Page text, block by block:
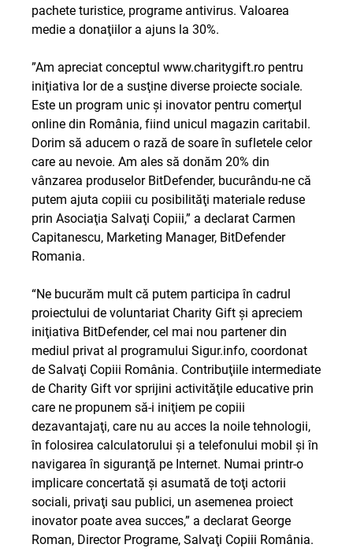
pachete turistice, programe antivirus. Valoarea
medie a donaţiilor a ajuns la 30%.
”Am apreciat conceptul www.charitygift.ro pentru
iniţiativa lor de a susţine diverse proiecte sociale.
Este un program unic şi inovator pentru comerţul
online din România, fiind unicul magazin caritabil.
Dorim să aducem o rază de soare în sufletele celor
care au nevoie. Am ales să donăm 20% din
vânzarea produselor BitDefender, bucurându-ne că
putem ajuta copiii cu posibilităţi materiale reduse
prin Asociaţia Salvaţi Copiii,” a declarat Carmen
Capitanescu, Marketing Manager, BitDefender
Romania.
“Ne bucurăm mult că putem participa în cadrul
proiectului de voluntariat Charity Gift şi apreciem
iniţiativa BitDefender, cel mai nou partener din
mediul privat al programului Sigur.info, coordonat
de Salvaţi Copiii România. Contribuţiile intermediate
de Charity Gift vor sprijini activităţile educative prin
care ne propunem să-i iniţiem pe copiii
dezavantajaţi, care nu au acces la noile tehnologii,
în folosirea calculatorului şi a telefonului mobil şi în
navigarea în siguranţă pe Internet. Numai printr-o
implicare concertată şi asumată de toţi actorii
sociali, privaţi sau publici, un asemenea proiect
inovator poate avea succes,” a declarat George
Roman, Director Programe, Salvaţi Copiii România.